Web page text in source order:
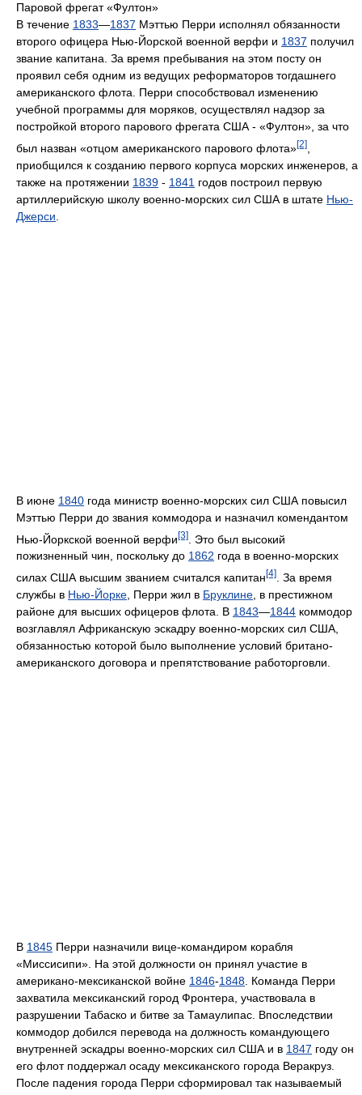
Паровой фрегат «Фултон»
В течение 1833—1837 Мэттью Перри исполнял обязанности
второго офицера Нью-Йорской военной верфи и 1837 получил
звание капитана. За время пребывания на этом посту он
проявил себя одним из ведущих реформаторов тогдашнего
американского флота. Перри способствовал изменению
учебной программы для моряков, осуществлял надзор за
постройкой второго парового фрегата США - «Фултон», за что
был назван «отцом американского парового флота»[2]
приобщился к созданию первого корпуса морских инженеров, а
также на протяжении 1839 - 1841 годов построил первую
артиллерийскую школу военно-морских сил США в штате Нью-
Джерси
В июне 1840 года министр военно-морских сил США повысил
Мэттью Перри до звания коммодора и назначил комендантом
Нью-Йоркской военной верфи[3]
. Это был высокий
пожизненный чин, поскольку до 1862 года в военно-морских
силах США высшим званием считался капитан [4]
. За время
службы в Нью-Йорке , Перри жил в Бруклине , в престижном
районе для высших офицеров флота. В 1843—1844 коммодор
возглавлял Африканскую эскадру военно-морских сил США,
обязанностью которой было выполнение условий британо-
американского договора и препятствование работорговли.
В 1845 Перри назначили вице-командиром корабля
«Миссисипи». На этой должности он принял участие в
американо-мексиканской войне 1846-1848 . Команда Перри
захватила мексиканский город Фронтера, участвовала в
разрушении Табаско и битве за Тамаулипас. Впоследствии
коммодор добился перевода на должность командующего
внутренней эскадры военно-морских сил США и в 1847 году он
его флот поддержал осаду мексиканского города Веракруз.
После падения города Перри сформировал так называемый